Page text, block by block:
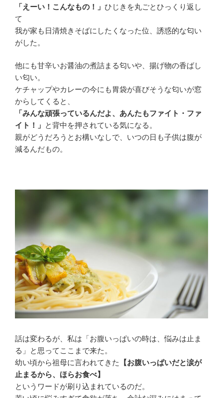
「えーい！こんなもの！」 ひじきを丸ごとひっくり返し
て
我が家も日清焼きそばにしたくなった位、誘惑的な匂い
がした。
他にも甘辛いお醤油の煮詰まる匂いや、揚げ物の香ばし
い匂い。
ケチャップやカレーの今にも胃袋が喜びそうな匂いが窓
からしてくると、
「みんな頑張っているんだよ、あんたもファイト・ファ
イト！」 と背中を押されている気になる。
親がどうだろうとお構いなしで、いつの日も子供は腹が
減るんだもの。
話は変わるが、私は「お腹いっぱいの時は、悩みは止ま
る」と思ってここまで来た。
幼い頃から祖母に言われてきた
【お腹いっぱいだと涙が
止まるから、ほらお食べ】
というワードが刷り込まれているのだ。